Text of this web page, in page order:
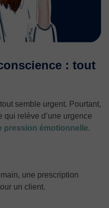
: tout
semble urgent. Pourtant,
relève d’une urgence
pression émotionnelle.
une prescription
un client.